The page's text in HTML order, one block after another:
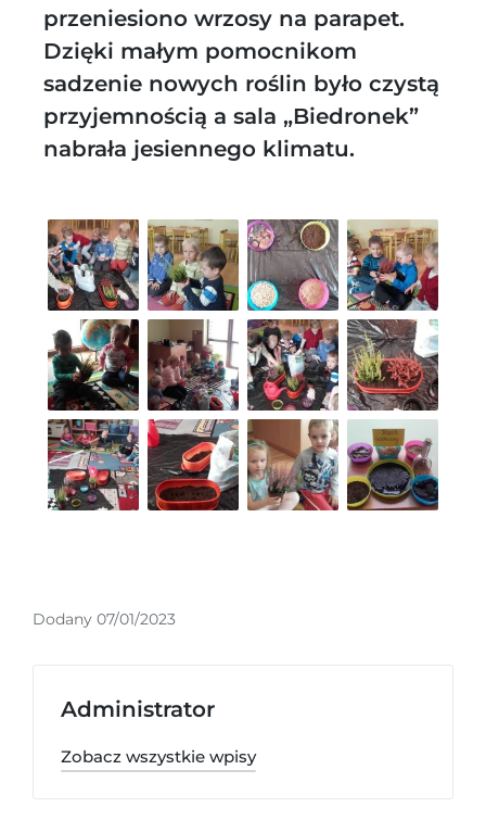
przeniesiono wrzosy na parapet.
Dzięki małym pomocnikom
sadzenie nowych roślin było czystą
przyjemnością a sala „Biedronek”
nabrała jesiennego klimatu.
Dodany 07/01/2023
Administrator
Zobacz wszystkie wpisy